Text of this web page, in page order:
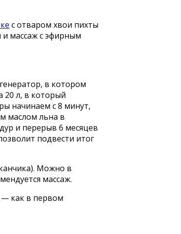
с отваром хвои пихты
массаж с эфирным
в котором
20 л, в который
начинаем с 8 минут,
маслом льна в
и перерыв 6 месяцев
подвести итог
Можно в
массаж.
— как в первом